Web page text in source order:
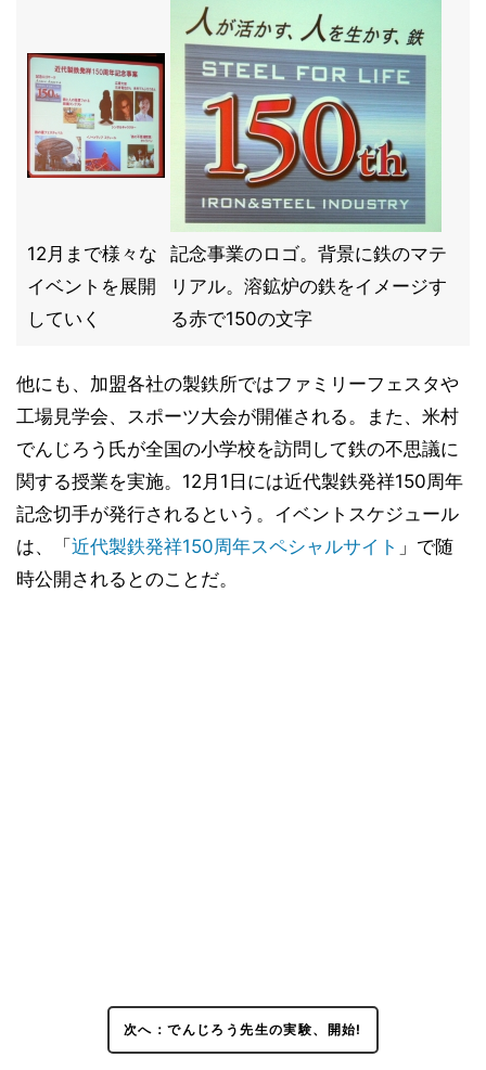
12月まで様々な
イベントを展開
していく
記念事業のロゴ。背景に鉄のマテ
リアル。溶鉱炉の鉄をイメージす
る赤で150の文字
他にも、加盟各社の製鉄所ではファミリーフェスタや
工場見学会、スポーツ大会が開催される。また、米村
でんじろう氏が全国の小学校を訪問して鉄の不思議に
関する授業を実施。12月1日には近代製鉄発祥150周年
記念切手が発行されるという。イベントスケジュール
は、「 近代製鉄発祥150周年スペシャルサイト 」で随
時公開されるとのことだ。
次へ：でんじろう先生の実験、開始!